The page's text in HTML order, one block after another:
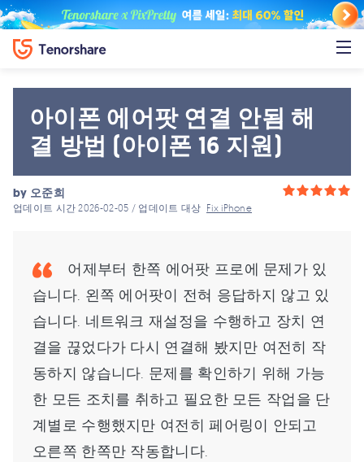
아이폰 에어팟 연결 안됨 해
결 방법 (아이폰 16 지원)
by 오준희
업데이트 시간 2026-02-05 / 업데이트 대상 Fix iPhone
어제부터 한쪽 에어팟 프로에 문제가 있
습니다. 왼쪽 에어팟이 전혀 응답하지 않고 있
습니다. 네트워크 재설정을 수행하고 장치 연
결을 끊었다가 다시 연결해 봤지만 여전히 작
동하지 않습니다. 문제를 확인하기 위해 가능
한 모든 조치를 취하고 필요한 모든 작업을 단
계별로 수행했지만 여전히 페어링이 안되고
오른쪽 한쪽만 작동합니다.